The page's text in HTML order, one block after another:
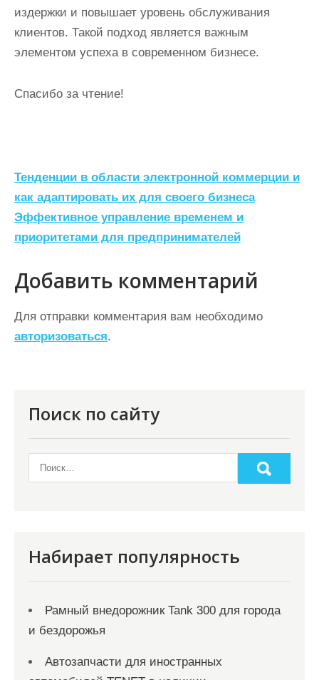
издержки и повышает уровень обслуживания
клиентов. Такой подход является важным
элементом успеха в современном бизнесе.
Спасибо за чтение!
Н
а
в
и
г
а
ц
и
м
Тенденции в области электронной коммерции и
как адаптировать их для своего бизнеса
Эффективное управление временем и
приоритетами для предпринимателей
Добавить комментарий
Для отправки комментария вам необходимо
авторизоваться.
Поиск по сайту
Набирает популярность
Рамный внедорожник Tank 300 для города
и бездорожья
Автозапчасти для иностранных